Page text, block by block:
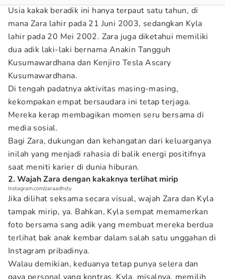
Usia kakak beradik ini hanya terpaut satu tahun, di
mana Zara lahir pada 21 Juni 2003, sedangkan Kyla
lahir pada 20 Mei 2002. Zara juga diketahui memiliki
dua adik laki-laki bernama Anakin Tangguh
Kusumawardhana dan Kenjiro Tesla Ascary
Kusumawardhana.
Di tengah padatnya aktivitas masing-masing,
kekompakan empat bersaudara ini tetap terjaga.
Mereka kerap membagikan momen seru bersama di
media sosial.
Bagi Zara, dukungan dan kehangatan dari keluarganya
inilah yang menjadi rahasia di balik energi positifnya
saat meniti karier di dunia hiburan.
2. Wajah Zara dengan kakaknya terlihat mirip
Instagram.com/zaraadhsty
Jika dilihat seksama secara visual, wajah Zara dan Kyla
tampak mirip, ya. Bahkan, Kyla sempat memamerkan
foto bersama sang adik yang membuat mereka berdua
terlihat bak anak kembar dalam salah satu unggahan di
Instagram pribadinya.
Walau demikian, keduanya tetap punya selera dan